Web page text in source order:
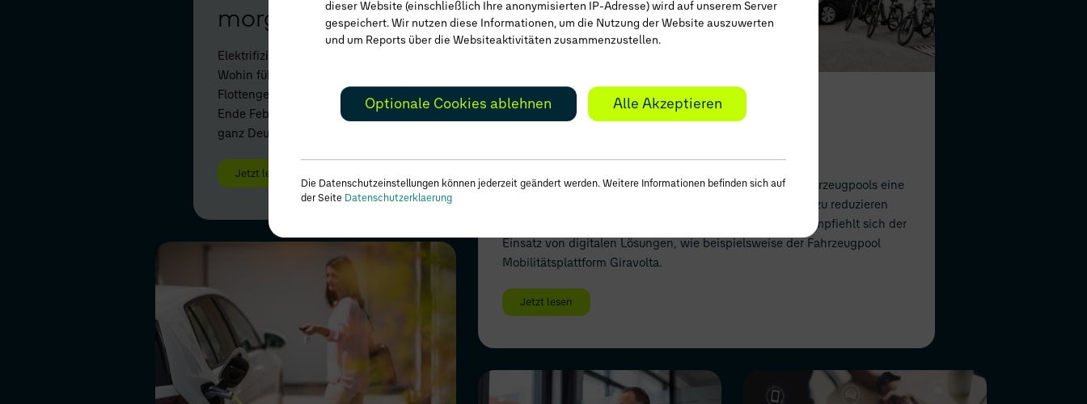
dieser Website (einschließlich Ihre anonymisierten IP-Adresse) wird auf unserem Server
gespeichert. Wir nutzen diese Informationen, um die Nutzung der Website auszuwerten
und um Reports über die Websiteaktivitäten zusammenzustellen.
Optionale Cookies ablehnen Alle Akzeptieren
Die Datenschutzeinstellungen können jederzeit geändert werden. Weitere Informationen befinden sich auf
der Seite Datenschutzerklaerung
morgen bewegt
Elektrifizierung und Digitalisierung:
Wohin führen diese Megatrends das
Flottengeschäft? Damit befassten sich
Ende Februar Fuhrparkexperten aus
ganz Deutschland.
Jetzt lesen
FLOTTENLÖSUNGEN | GIRAVOLTA
Echt Pool!
Dienstwagenflotte setzen können oder wollen, bieten Fahrzeugpools eine
interessante Alternative. Um deren Verwaltungsaufwand zu reduzieren
und ein reibungsloses Nutzererlebnis zu gewährleisten, empfiehlt sich der
Einsatz von digitalen Lösungen, wie beispielsweise der Fahrzeugpool
Mobilitätsplattform Giravolta.
Jetzt lesen